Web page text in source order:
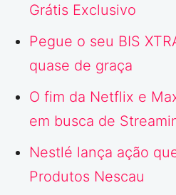
Grátis Exclusivo
Pegue o seu BIS
quase de graça
O fim da Netflix e
em busca de
Nestlé lança ação
Produtos Nescau